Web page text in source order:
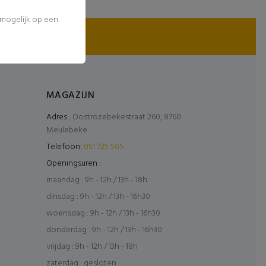
MAGAZIJN
Adres : Oostrozebekestraat 260, 8760
Meulebeke
Telefoon: 051 725 505
Openingsuren :
maandag : 9h - 12h / 13h - 18h
dinsdag : 9h - 12h / 13h - 16h30
woensdag : 9h - 12h / 13h - 16h30
donderdag : 9h - 12h / 13h - 16h30
vrijdag : 9h - 12h / 13h - 18h
op een